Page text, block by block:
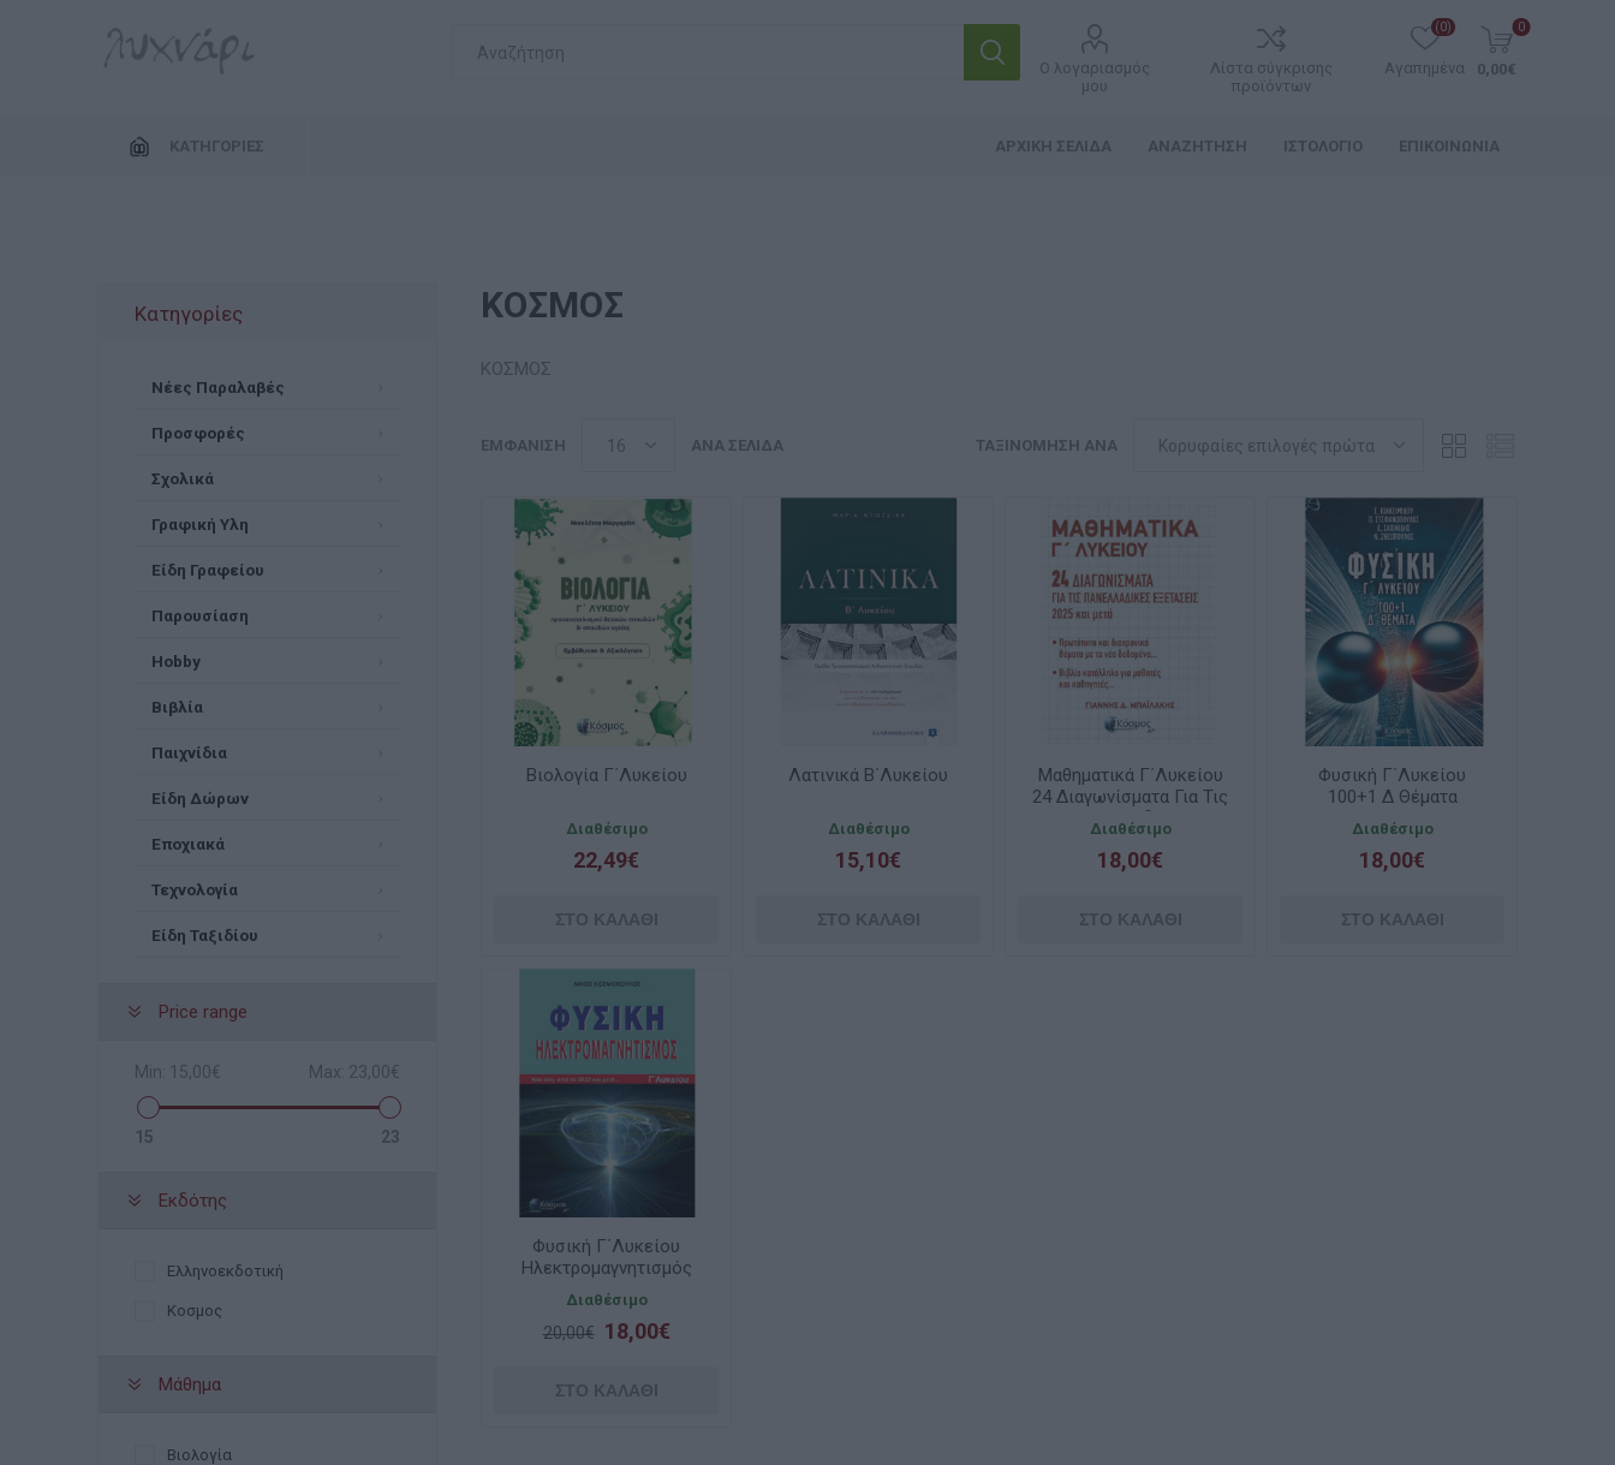
Ο λογαριασμός
μου
Λίστα σύγκρισης
προϊόντων
Αγαπημένα
(0) 0
0,00€
ΚΑΤΗΓΟΡΊΕΣ ΑΡΧΙΚΉ ΣΕΛΊΔΑ ΑΝΑΖΉΤΗΣΗ ΙΣΤΟΛΌΓΙΟ ΕΠΙΚΟΙΝΩΝΊΑ
ΚΟΣΜΟΣ
ΚΟΣΜΟΣ
ΤΑΞΙΝΌΜΗΣΗ ΑΝΆ
ΕΜΦΆΝΙΣΗ ΑΝΆ ΣΕΛΊΔΑ
Βιολογία Γ΄Λυκείου
Διαθέσιμο
22,49€
Λατινικά Β΄Λυκείου
Διαθέσιμο
15,10€
Μαθηματικά Γ΄Λυκείου
24 Διαγωνίσματα Για Τις
Πανελλαδικές
Εξετάσεις 2025 Μετά
Διαθέσιμο
18,00€
Φυσική Γ΄Λυκείου
100+1 Δ Θέματα
Διαθέσιμο
18,00€
Φυσική Γ΄Λυκείου
Ηλεκτρομαγνητισμός
Διαθέσιμο
20,00€ 18,00€
Κατηγορίες
Νέες Παραλαβές
Προσφορές
Σχολικά
Γραφική Υλη
Είδη Γραφείου
Παρουσίαση
Hobby
Βιβλία
Παιχνίδια
Είδη Δώρων
Εποχιακά
Τεχνολογία
Είδη Ταξιδίου
Price range
Min: 15,00€ Max: 23,00€
15 23
Εκδότης
Ελληνοεκδοτική
Κοσμος
Μάθημα
Βιολογία